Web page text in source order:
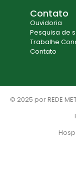
Contato
Ouvidoria
Pesquisa de
Trabalhe
Contato
© 2025 por REDE